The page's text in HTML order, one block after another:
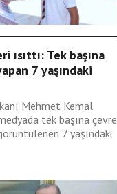
ısıttı: Tek başına
7 yaşındaki
Mehmet Kemal
tek başına çevre
7 yaşındaki